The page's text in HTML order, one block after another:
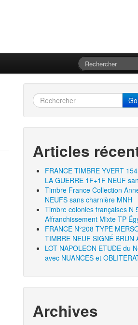
Go
Articles
FRANCE TIMBRE YVERT
LA GUERRE 1F+1F NEUF
Timbre France Collection
NEUFS sans charnière MNH
Timbre colonies françaises N
Affranchissement Mixte TP
FRANCE N°208 TYPE
TIMBRE NEUF SIGNÉ BRUN
LOT NAPOLEON ETUDE du
avec NUANCES et
Archives